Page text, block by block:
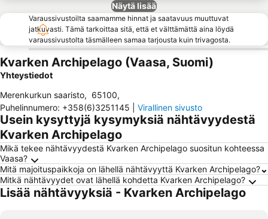
Näytä lisää
Varaussivustoilta saamamme hinnat ja saatavuus muuttuvat
jatkuvasti. Tämä tarkoittaa sitä, että et välttämättä aina löydä
varaussivustolta täsmälleen samaa tarjousta kuin trivagosta.
Kvarken Archipelago (Vaasa, Suomi)
Yhteystiedot
Merenkurkun saaristo, 65100,
Puhelinnumero: +358(6)3251145 Virallinen sivusto
Usein kysyttyjä kysymyksiä nähtävyydestä
Kvarken Archipelago
Mikä tekee nähtävyydestä Kvarken Archipelago suositun kohteessa
Vaasa?
Mitä majoituspaikkoja on lähellä nähtävyyttä Kvarken Archipelago?
Mitkä nähtävyydet ovat lähellä kohdetta Kvarken Archipelago?
Lisää nähtävyyksiä - Kvarken Archipelago